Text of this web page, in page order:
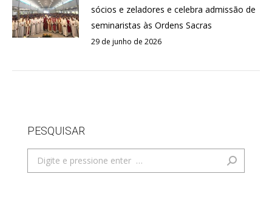
sócios e zeladores e celebra admissão de
seminaristas às Ordens Sacras
29 de junho de 2026
PESQUISAR
Search: